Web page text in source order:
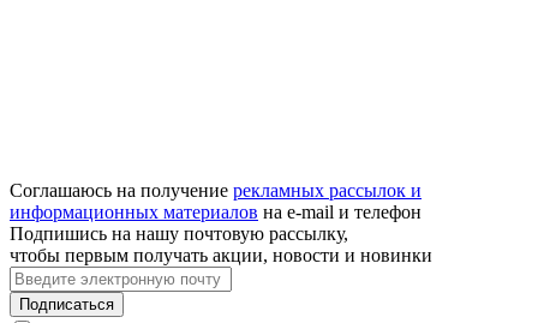
Соглашаюсь на получение рекламных рассылок и
информационных материалов на e‑mail и телефон
Подпишись на нашу почтовую рассылку,
чтобы первым получать акции, новости и новинки
Подписаться